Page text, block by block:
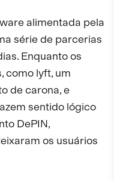
alimentada pela
série de parcerias
Enquanto os
como lyft, um
de carona, e
sentido lógico
DePIN,
os usuários